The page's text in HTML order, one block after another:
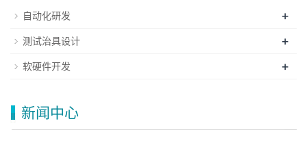
自动化研发 +
测试治具设计 +
软硬件开发 +
新闻中心